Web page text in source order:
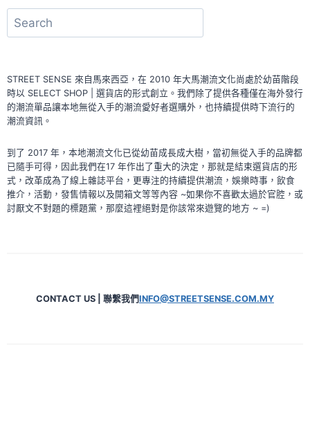
搜
尋
STREET SENSE 來自馬來西亞，在 2010 年大馬潮流文化尚處於幼苗階段
時以 SELECT SHOP | 選貨店的形式創立。我們除了提供各種僅在海外發行
的潮流單品讓本地無從入手的潮流愛好者選購外，也持續提供時下流行的
潮流資訊。
到了 2017 年，本地潮流文化已從幼苗成長成大樹，當初無從入手的品牌都
已隨手可得，因此我們在17 年作出了重大的決定，那就是結束選貨店的形
式，改革成為了線上雜誌平台，更專注的持續提供潮流，娛樂時事，飲食
推介，活動，發售情報以及開箱文等等內容 ~如果你不喜歡太過於官腔，或
討厭文不對題的標題黨，那麼這裡絕對是你該常來遊覽的地方 ~ =)
CONTACT US | 聯繫我們INFO@STREETSENSE.COM.MY